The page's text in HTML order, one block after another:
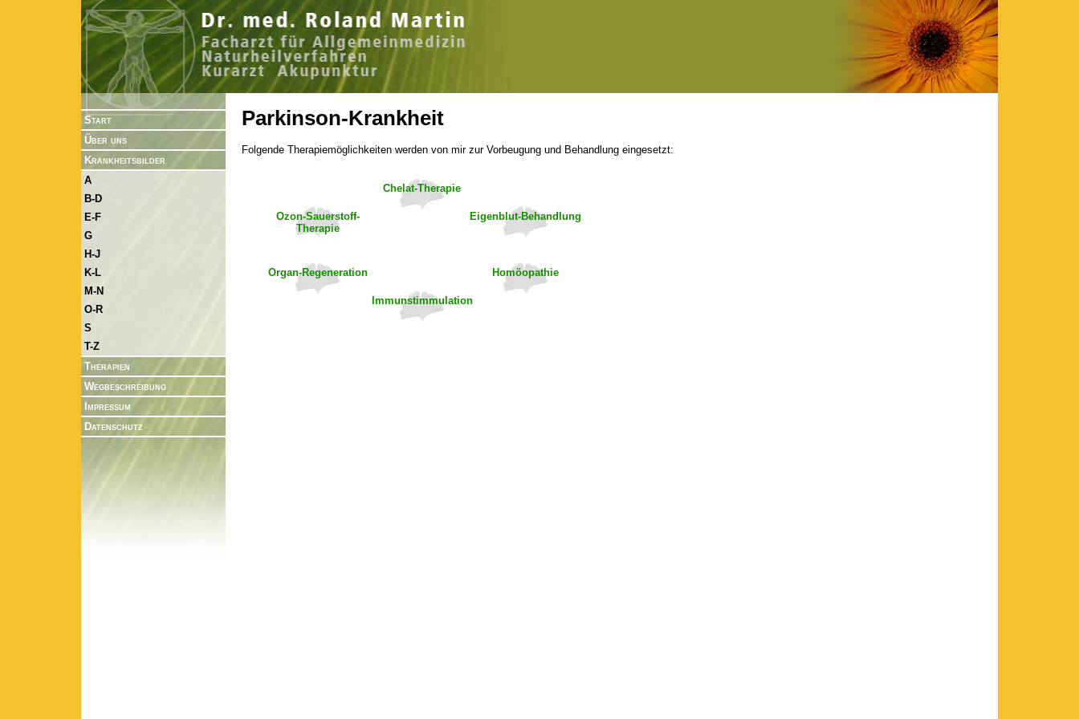
Start
Über uns
Krankheitsbilder
A
B-D
E-F
G
H-J
K-L
M-N
O-R
S
T-Z
Therapien
Wegbeschreibung
Impressum
Datenschutz
Parkinson-Krankheit
Folgende Therapiemöglichkeiten werden von mir zur Vorbeugung und Behandlung eingesetzt:
Chelat-Therapie
Eigenblut-Behandlung
Homöopathie
Immunstimmulation
Organ-Regeneration
Ozon-Sauerstoff-
Therapie